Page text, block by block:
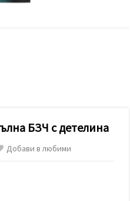
БЗЧ с детелина
Добави в любими